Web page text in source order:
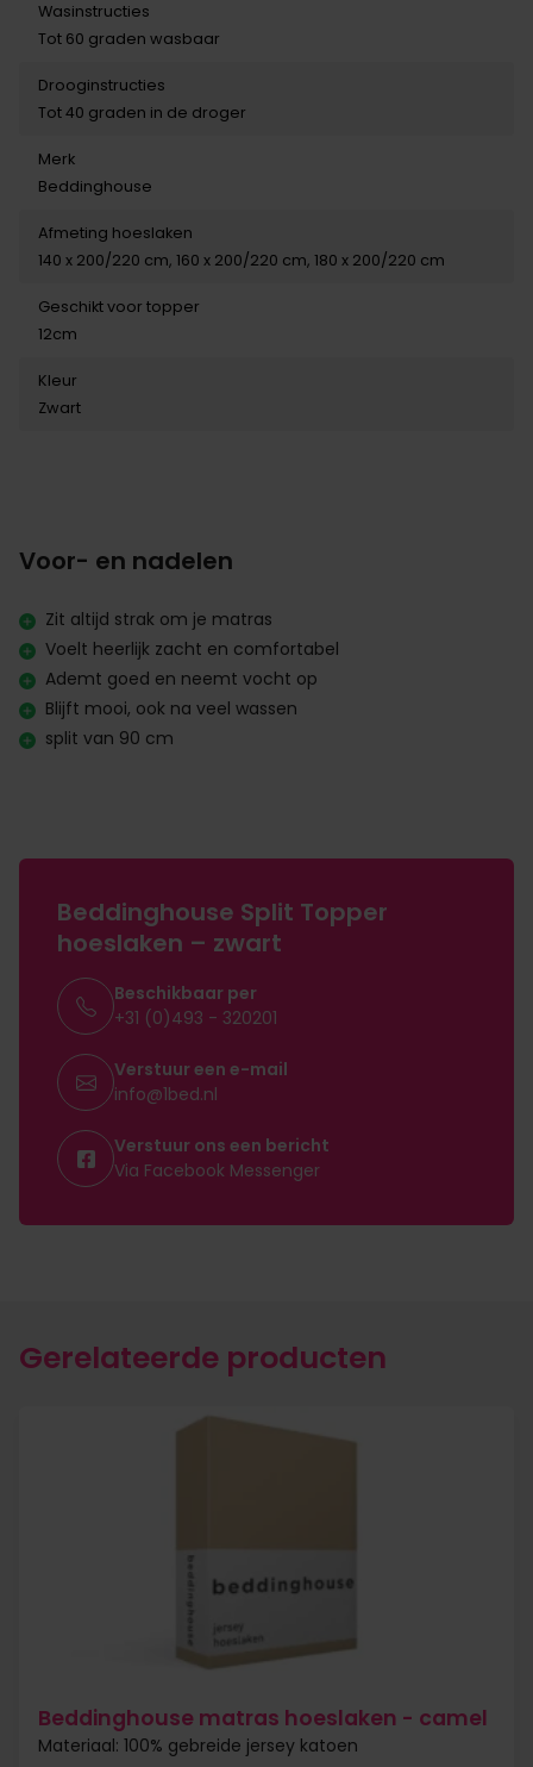
alleen mooi opmaakt, maar ook zorgt voor een
extra fijne nachtrust.
Wasinstructies
Tot 60 graden wasbaar
Drooginstructies
Tot 40 graden in de droger
Merk
Beddinghouse
Afmeting hoeslaken
140 x 200/220 cm, 160 x 200/220 cm, 180 x 200/220 cm
Geschikt voor topper
12cm
Kleur
Zwart
Voor- en nadelen
Zit altijd strak om je matras
Voelt heerlijk zacht en comfortabel
Ademt goed en neemt vocht op
Blijft mooi, ook na veel wassen
split van 90 cm
Beddinghouse Split Topper
hoeslaken – zwart
Beschikbaar per
+31 (0)493 - 320201
Verstuur een e-mail
info@1bed.nl
Verstuur ons een bericht
Via Facebook Messenger
Gerelateerde producten
Beddinghouse matras hoeslaken - camel
Materiaal: 100% gebreide jersey katoen